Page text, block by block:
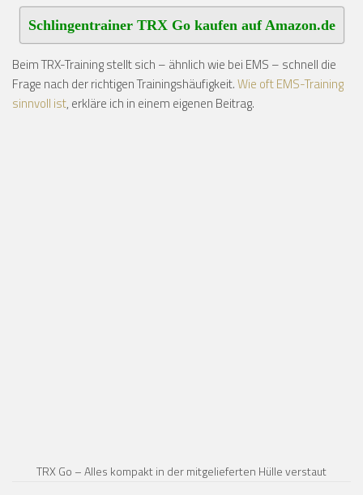
Schlingentrainer TRX Go kaufen auf Amazon.de
Beim TRX-Training stellt sich – ähnlich wie bei EMS – schnell die
Frage nach der richtigen Trainingshäufigkeit.Wie oft EMS-Training
sinnvoll ist, erkläre ich in einem eigenen Beitrag.
TRX Go – Alles kompakt in der mitgelieferten Hülle verstaut